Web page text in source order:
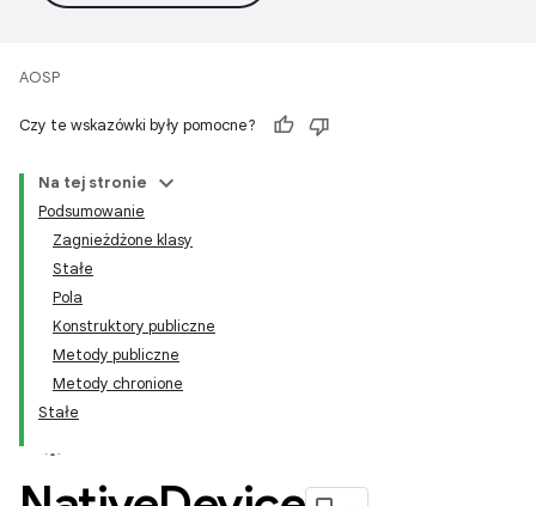
AOSP
Czy te wskazówki były pomocne?
Na tej stronie
Podsumowanie
Zagnieżdżone klasy
Stałe
Pola
Konstruktory publiczne
Metody publiczne
Metody chronione
Stałe